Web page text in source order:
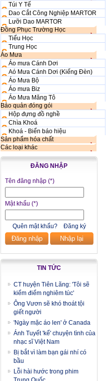
Túi Y Tế
Dao Cắt Công Nghiệp MARTOR
Lưỡi Dao MARTOR
Đồng Phục Trường Học
Tiểu Học
Trung Học
Áo Mưa
Áo mưa Cánh Dơi
Aó Mưa Cánh Dơi (Kiếng Đèn)
Áo Mưa Bộ
Áo mưa Biz
Áo Mưa Măng Tô
Bảo quản đóng gói
Hộp đựng đồ nghề
Chìa Khoá
Khoá - Biển báo hiệu
Sản phẩm hóa chất
Các loại khác
ĐĂNG NHẬP
Tên đăng nhập (*)
Mật khẩu (*)
Quên mật khẩu? Đăng ký
Đăng nhập Nhập lại
TIN TỨC
CT huyện Tiên Lãng: 'Tôi sẽ
kiểm điểm nghiêm túc'
Ông Vươn sẽ khó thoát tội
giết người
'Ngày mặc áo len' ở Canada
Ánh Tuyết 'kể' chuyện tình của
nhạc sĩ Việt Nam
Bị bắt vì làm bạn gái nhí có
bầu
Lỗi hài hước trong phim